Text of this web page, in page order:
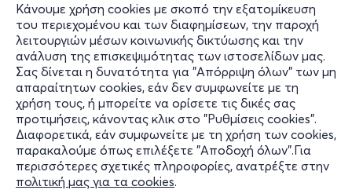
Κάνουμε χρήση cookies με σκοπό την εξατομίκευση
του περιεχομένου και των διαφημίσεων, την παροχή
λειτουργιών μέσων κοινωνικής δικτύωσης και την
ανάλυση της επισκεψιμότητας των ιστοσελίδων μας.
Σας δίνεται η δυνατότητα για "Απόρριψη όλων" των μη
απαραίτητων cookies, εάν δεν συμφωνείτε με τη
χρήση τους, ή μπορείτε να ορίσετε τις δικές σας
προτιμήσεις, κάνοντας κλικ στο "Ρυθμίσεις cookies".
Διαφορετικά, εάν συμφωνείτε με τη χρήση των cookies,
παρακαλούμε όπως επιλέξετε "Αποδοχή όλων".Για
περισσότερες σχετικές πληροφορίες, ανατρέξτε στην
πολιτική μας για τα cookies.